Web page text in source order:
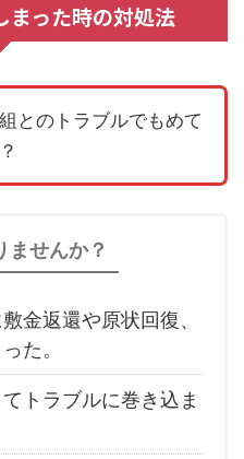
まった時の対処法
組とのトラブルでもめて
ませんか？
金返還や原状回復、
た。
トラブルに巻き込ま